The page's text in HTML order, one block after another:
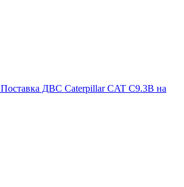
Поставка ДВС Caterpillar CAT C9.3B на